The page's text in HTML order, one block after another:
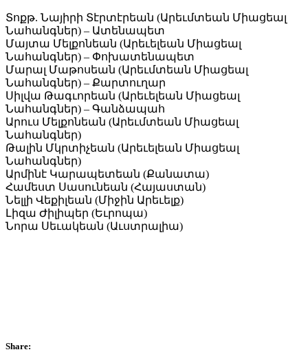
Տոքթ. Նայիրի Տէրտէրեան (Արեւմտեան Միացեալ
Նահանգներ) – Ատենապետ
Մայտա Մելքոնեան (Արեւելեան Միացեալ
Նահանգներ) – Փոխատենապետ
Մարալ Մաթոսեան (Արեւմտեան Միացեալ
Նահանգներ) – Քարտուղար
Սիլվա Թագւորեան (Արեւելեան Միացեալ
Նահանգներ) – Գանձապահ
Արուս Մելքոնեան (Արեւմտեան Միացեալ
Նահանգներ)
Թալին Մկրտիչեան (Արեւելեան Միացեալ
Նահանգներ)
Արմինէ Կարապետեան (Քանատա)
Համեստ Սասունեան (Հայաստան)
Նելլի Վեքիլեան (Միջին Արեւելք)
Լիզա Ժիլիպեր (Եւրոպա)
Նորա Սեւակեան (Աւստրալիա)
Share: